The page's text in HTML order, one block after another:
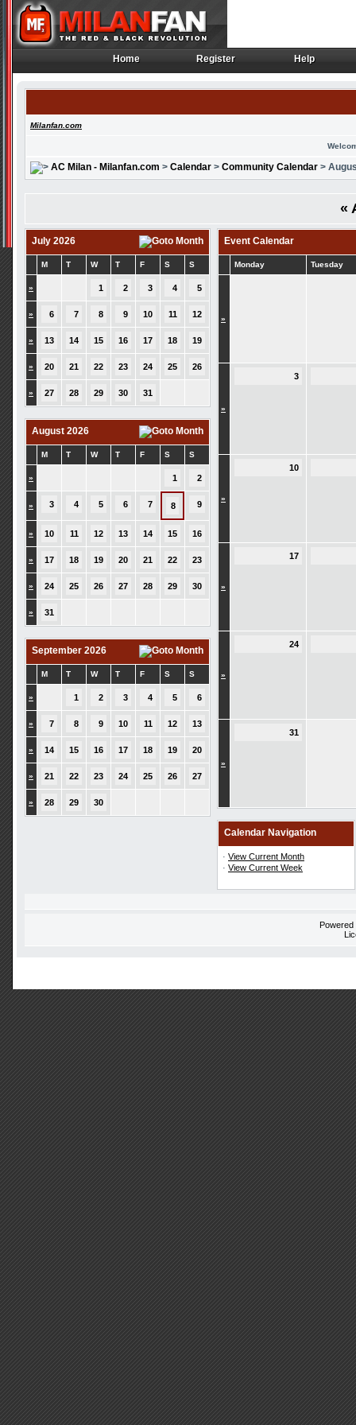
Home
Home Register
Register Help
Help
Milanfan.com
AC Milan - Milanfan.com > Calendar > Community Calendar >
«
July 2026
M T W T F S S
» 1 2 3 4 5
» 6 7 8 9 10 11 12
» 13 14 15 16 17 18 19
» 20 21 22 23 24 25 26
» 27 28 29 30 31
August 2026
M T W T F S S
» 1 2
» 3 4 5 6 7 8 9
» 10 11 12 13 14 15 16
» 17 18 19 20 21 22 23
» 24 25 26 27 28 29 30
» 31
September 2026
M T W T F S S
» 1 2 3 4 5 6
» 7 8 9 10 11 12 13
» 14 15 16 17 18 19 20
» 21 22 23 24 25 26 27
» 28 29 30
Event Calendar
Monday Tuesday
»
»
3
»
10
»
17
»
24
»
31
Calendar Navigation
· View Current Month
· View Current Week